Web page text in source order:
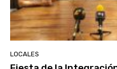
LOCALES